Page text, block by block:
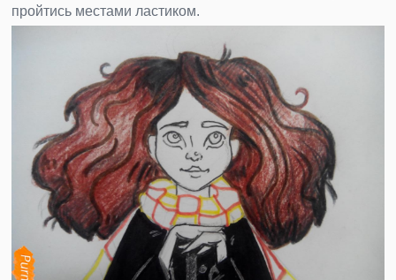
пройтись местами ластиком.